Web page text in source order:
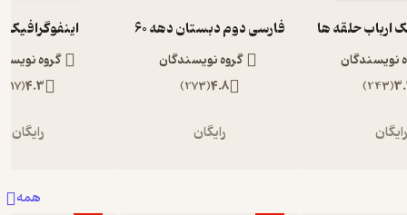
ارباب حلقه ها
نویسندگان
(
243
)
رایگان
فارسی دوم دبستان دهه 60
گروه نویسندگان
4.8
(
273
)
رایگان
اینفوگرافیک 1984
گروه
4.3
(
117
رایگان
همه